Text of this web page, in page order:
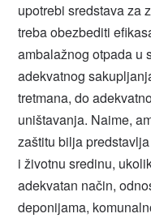
upotrebi sredstava za
treba obezbediti
ambalažnog otpada u
adekvatnog
tretmana, do
uništavanja. Naime,
zaštitu bilja
i životnu sredinu,
adekvatan način,
deponijama,